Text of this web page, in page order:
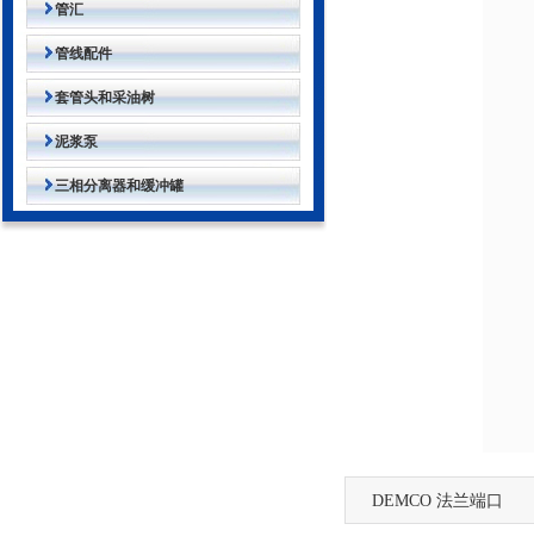
管汇
管线配件
套管头和采油树
泥浆泵
三相分离器和缓冲罐
DEMCO 法兰端口